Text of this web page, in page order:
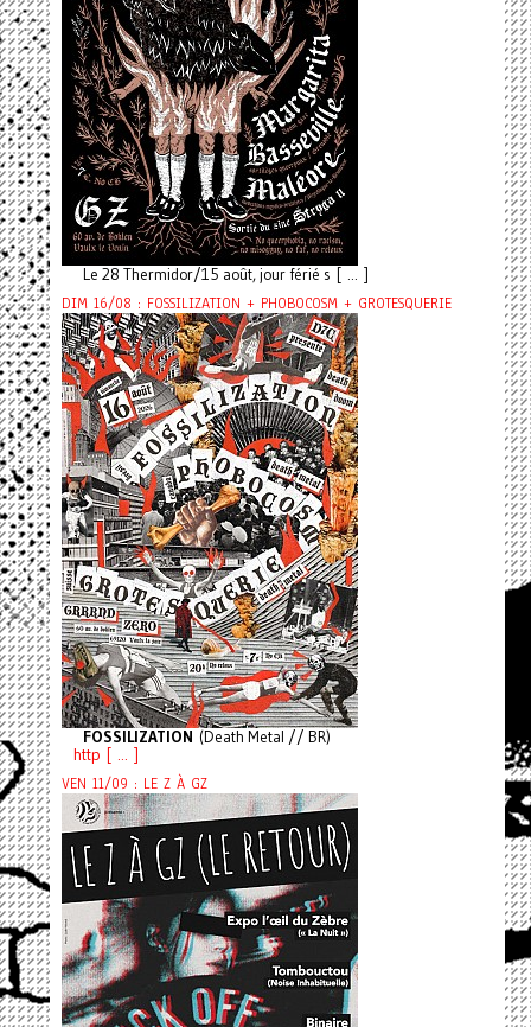
Le 28 Thermidor/15 août, jour férié s [ ... ]
DIM 16/08 : FOSSILIZATION + PHOBOCOSM + GROTESQUERIE
FOSSILIZATION (Death Metal // BR)
http [ ... ]
VEN 11/09 : LE Z À GZ